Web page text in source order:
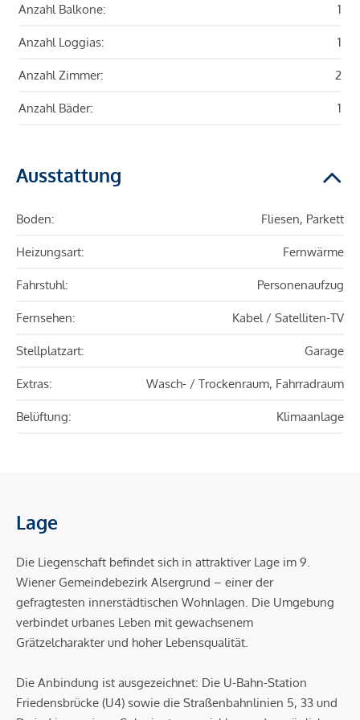
Anzahl Balkone: 1
Anzahl Loggias: 1
Anzahl Zimmer: 2
Anzahl Bäder: 1
Ausstattung
Boden: Fliesen, Parkett
Heizungsart: Fernwärme
Fahrstuhl: Personenaufzug
Fernsehen: Kabel / Satelliten-TV
Stellplatzart: Garage
Extras: Wasch- / Trockenraum, Fahrradraum
Belüftung: Klimaanlage
Lage
Die Liegenschaft befindet sich in attraktiver Lage im 9.
Wiener Gemeindebezirk Alsergrund – einer der
gefragtesten innerstädtischen Wohnlagen. Die Umgebung
verbindet urbanes Leben mit gewachsenem
Grätzelcharakter und hoher Lebensqualität.
Die Anbindung ist ausgezeichnet: Die U-Bahn-Station
Friedensbrücke (U4) sowie die Straßenbahnlinien 5, 33 und